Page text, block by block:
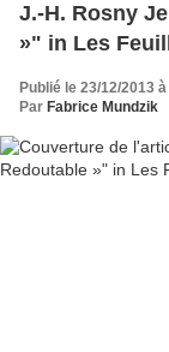
J.-H. Rosny
»" in Les
Publié le 23/12/2013
Par Fabrice Mundzik